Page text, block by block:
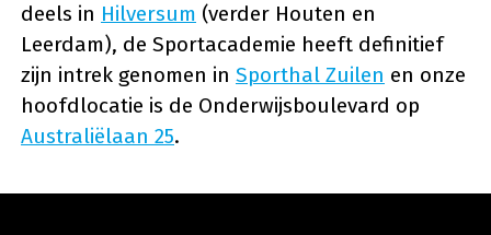
deels in Hilversum (verder Houten en
Leerdam), de Sportacademie heeft definitief
zijn intrek genomen in Sporthal Zuilen en onze
hoofdlocatie is de Onderwijsboulevard op
Australiëlaan 25.